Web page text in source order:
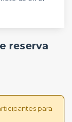
reserva
para